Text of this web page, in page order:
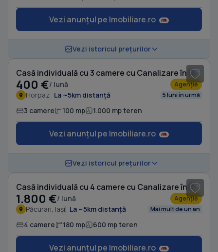
Vezi anunțul pe Imobiliare.ro
Vezi istoricul prețurilor
Casă individuală cu 3 camere cu Canalizare în Horpaz
400 €/ lună Agenție
Horpaz La ~5km distanță 5 luni în urmă
3 camere 100 mp 1.000 mp teren
Vezi anunțul pe Imobiliare.ro
Vezi istoricul prețurilor
Casă individuală cu 4 camere cu Canalizare în Păcurari
1.800 €/ lună Agenție
Păcurari, Iași La ~5km distanță Mai mult de un an
4 camere 180 mp 600 mp teren
Vezi anunțul pe Imobiliare.ro